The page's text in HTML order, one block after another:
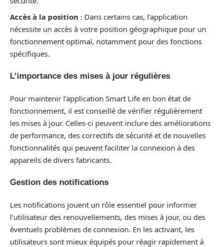
Accès à la position : Dans certains cas, l’application
nécessite un accès à votre position géographique pour un
fonctionnement optimal, notamment pour des fonctions
spécifiques.
L’importance des mises à jour régulières
Pour maintenir l’application Smart Life en bon état de
fonctionnement, il est conseillé de vérifier régulièrement
les mises à jour. Celles-ci peuvent inclure des améliorations
de performance, des correctifs de sécurité et de nouvelles
fonctionnalités qui peuvent faciliter la connexion à des
appareils de divers fabricants.
Gestion des notifications
Les notifications jouent un rôle essentiel pour informer
l’utilisateur des renouvellements, des mises à jour, ou des
éventuels problèmes de connexion. En les activant, les
utilisateurs sont mieux équipés pour réagir rapidement à